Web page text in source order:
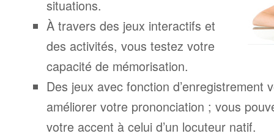
situations.
À travers des jeux interactifs et
des activités, vous testez votre
capacité de mémorisation.
Des jeux avec fonction d’enregistrement
améliorer votre prononciation ; vous
votre accent à celui d’un locuteur natif.